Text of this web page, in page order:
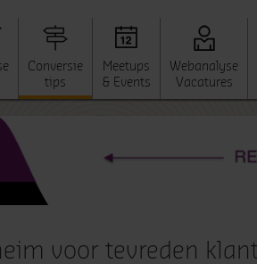
Conversie
tips
Meetups
& Events
Webanalyse
Vacatures
voor tevreden